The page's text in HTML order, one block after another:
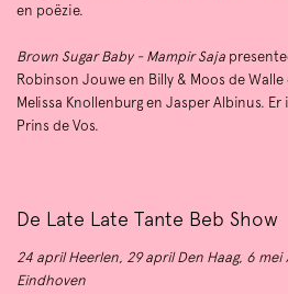
en poëzie.
Brown Sugar Baby - Mampir Saja
Robinson Jouwe en Billy & Moos de
Melissa Knollenburg en Jasper Albinus.
Prins de Vos.
De Late Late Tante Beb Show
24 april Heerlen, 29 april Den Haag, 6 mei
Eindhoven